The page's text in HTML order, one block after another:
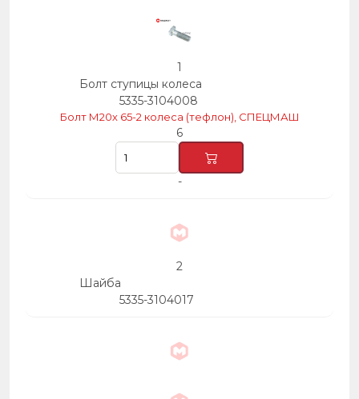
1
Болт ступицы колеса
5335-3104008
Болт М20х 65-2 колеса (тефлон), СПЕЦМАШ
6
-
2
Шайба
5335-3104017